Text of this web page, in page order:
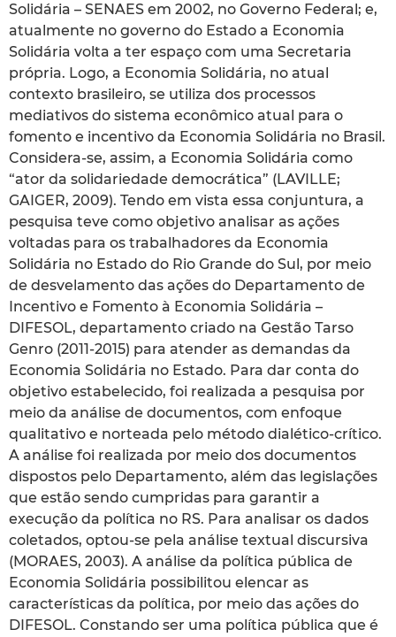
Solidária – SENAES em 2002, no Governo Federal; e,
atualmente no governo do Estado a Economia
Solidária volta a ter espaço com uma Secretaria
própria. Logo, a Economia Solidária, no atual
contexto brasileiro, se utiliza dos processos
mediativos do sistema econômico atual para o
fomento e incentivo da Economia Solidária no Brasil.
Considera-se, assim, a Economia Solidária como
“ator da solidariedade democrática” (LAVILLE;
GAIGER, 2009). Tendo em vista essa conjuntura, a
pesquisa teve como objetivo analisar as ações
voltadas para os trabalhadores da Economia
Solidária no Estado do Rio Grande do Sul, por meio
de desvelamento das ações do Departamento de
Incentivo e Fomento à Economia Solidária –
DIFESOL, departamento criado na Gestão Tarso
Genro (2011-2015) para atender as demandas da
Economia Solidária no Estado. Para dar conta do
objetivo estabelecido, foi realizada a pesquisa por
meio da análise de documentos, com enfoque
qualitativo e norteada pelo método dialético-crítico.
A análise foi realizada por meio dos documentos
dispostos pelo Departamento, além das legislações
que estão sendo cumpridas para garantir a
execução da política no RS. Para analisar os dados
coletados, optou-se pela análise textual discursiva
(MORAES, 2003). A análise da política pública de
Economia Solidária possibilitou elencar as
características da política, por meio das ações do
DIFESOL. Constando ser uma política pública que é